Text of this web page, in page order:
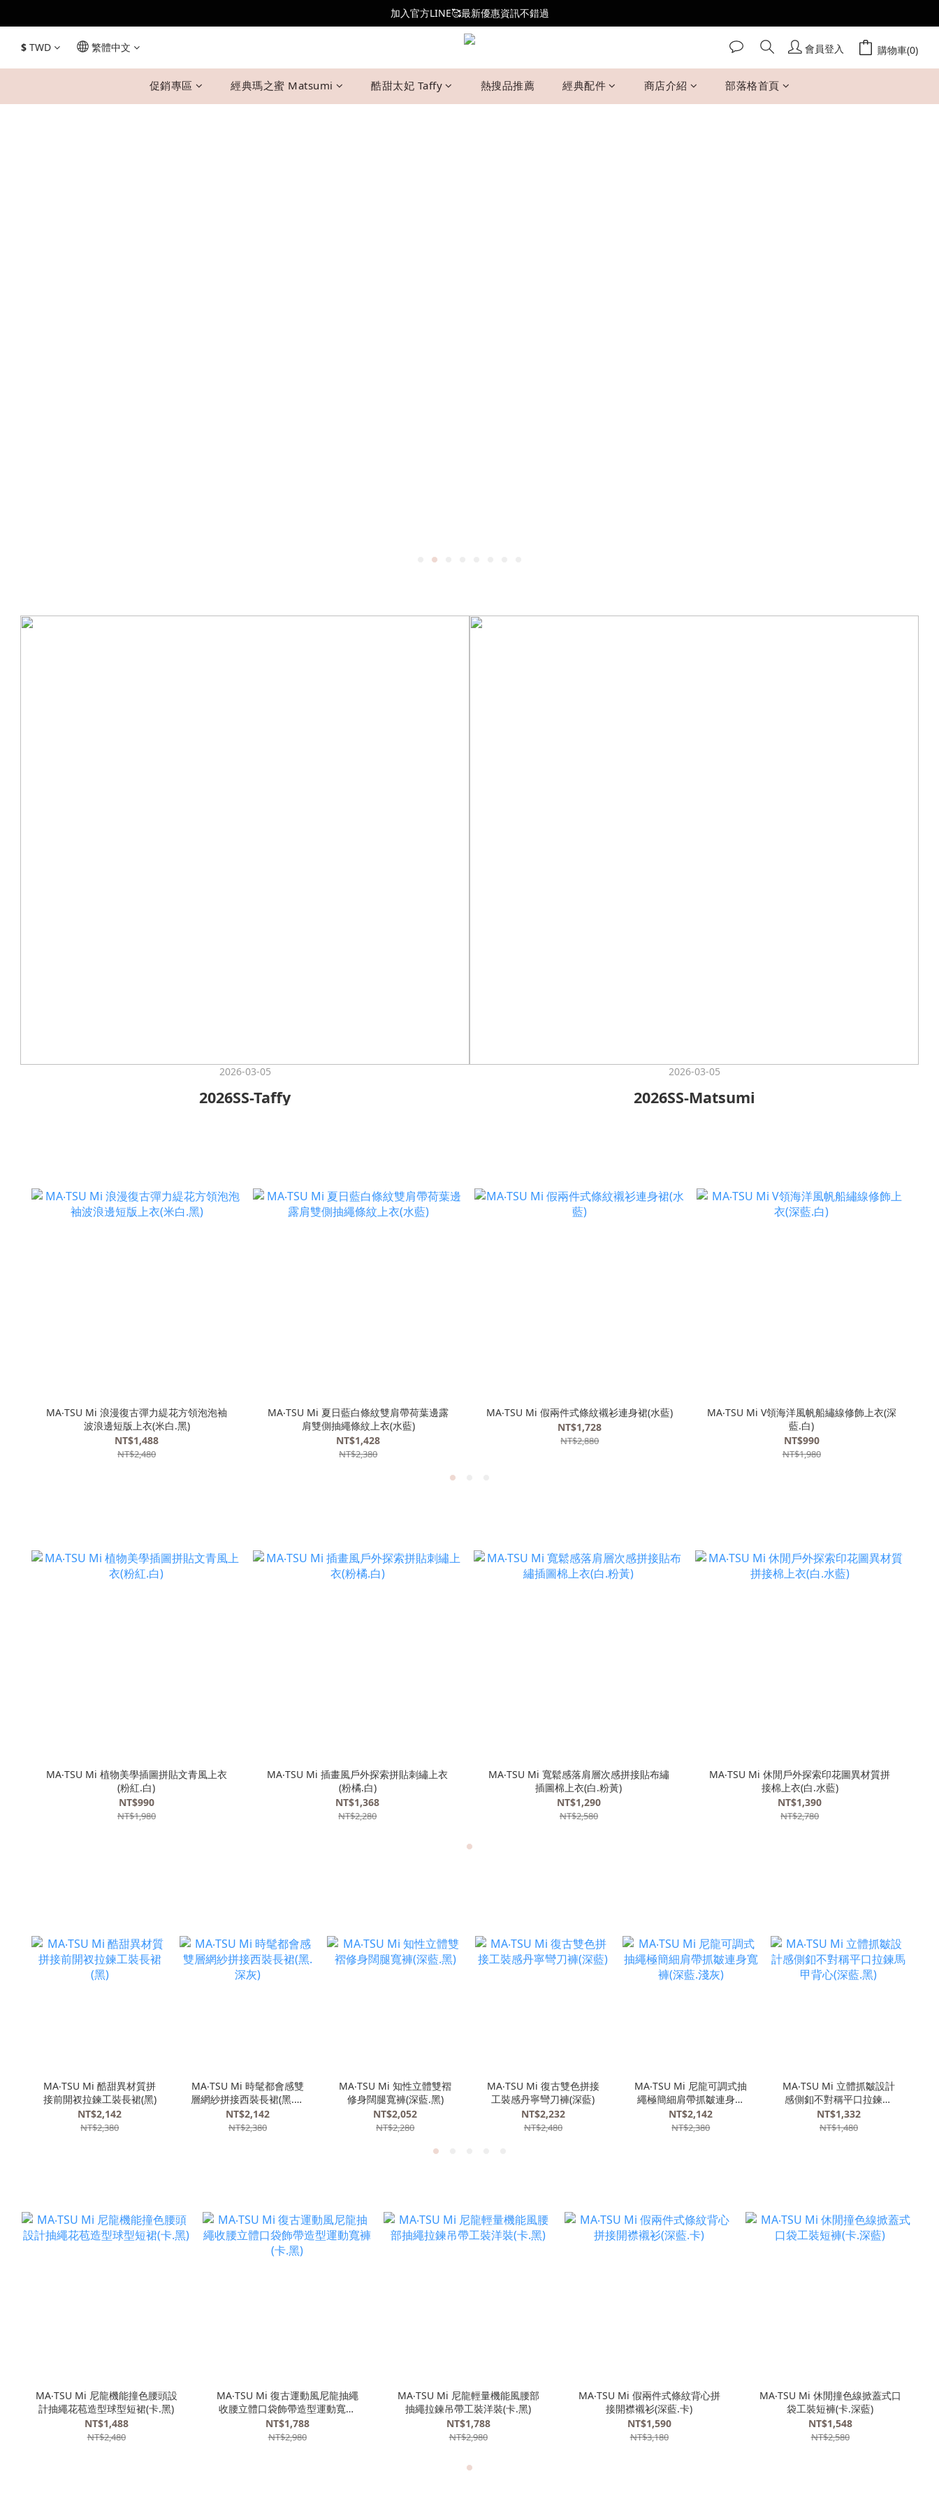
全新會員制度更新👑
加入官方LINE🥰最新優惠資訊不錯過
全新會員制度更新👑
$ TWD 繁體中文 會員登入 購物車(0)
促銷專區 經典瑪之蜜 Matsumi 酷甜太妃 Taffy 熱搜品推薦 經典配件 商店介紹 部落格首頁
2026-03-05
2026SS-Taffy
2026-03-05
2026SS-Matsumi
MA‧TSU Mi 浪漫復古彈力緹花方領泡泡袖
波浪邊短版上衣(米白.黑)
NT$1,488
NT$2,480
MA‧TSU Mi 夏日藍白條紋雙肩帶荷葉邊露
肩雙側抽繩條紋上衣(水藍)
NT$1,428
NT$2,380
MA‧TSU Mi 假兩件式條紋襯衫連身裙(水藍)
NT$1,728
NT$2,880
MA‧TSU Mi V領海洋風帆船繡線修飾上衣(深
藍.白)
NT$990
NT$1,980
MA‧TSU Mi 植物美學插圖拼貼文青風上衣
(粉紅.白)
NT$990
NT$1,980
MA‧TSU Mi 插畫風戶外探索拼貼刺繡上衣
(粉橘.白)
NT$1,368
NT$2,280
MA‧TSU Mi 寬鬆感落肩層次感拼接貼布繡
插圖棉上衣(白.粉黃)
NT$1,290
NT$2,580
MA‧TSU Mi 休閒戶外探索印花圖異材質拼
接棉上衣(白.水藍)
NT$1,390
NT$2,780
MA‧TSU Mi 酷甜異材質拼
接前開衩拉鍊工裝長裙(黑)
NT$2,142
NT$2,380
MA‧TSU Mi 時髦都會感雙
層網紗拼接西裝長裙(黑.深
灰)
NT$2,142
NT$2,380
MA‧TSU Mi 知性立體雙褶
修身闊腿寬褲(深藍.黑)
NT$2,052
NT$2,280
MA‧TSU Mi 復古雙色拼接
工裝感丹寧彎刀褲(深藍)
NT$2,232
NT$2,480
MA‧TSU Mi 尼龍可調式抽
繩極簡細肩帶抓皺連身寬
褲(深藍.淺灰)
NT$2,142
NT$2,380
MA‧TSU Mi 立體抓皺設計
感側釦不對稱平口拉鍊馬
甲背心(深藍.黑)
NT$1,332
NT$1,480
MA‧TSU Mi 尼龍機能撞色腰頭設
計抽繩花苞造型球型短裙(卡.黑)
NT$1,488
NT$2,480
MA‧TSU Mi 復古運動風尼龍抽繩
收腰立體口袋飾帶造型運動寬褲
(卡.黑)
NT$1,788
NT$2,980
MA‧TSU Mi 尼龍輕量機能風腰部
抽繩拉鍊吊帶工裝洋裝(卡.黑)
NT$1,788
NT$2,980
MA‧TSU Mi 假兩件式條紋背心拼
接開襟襯衫(深藍.卡)
NT$1,590
NT$3,180
MA‧TSU Mi 休閒撞色線掀蓋式口
袋工裝短褲(卡.深藍)
NT$1,548
NT$2,580